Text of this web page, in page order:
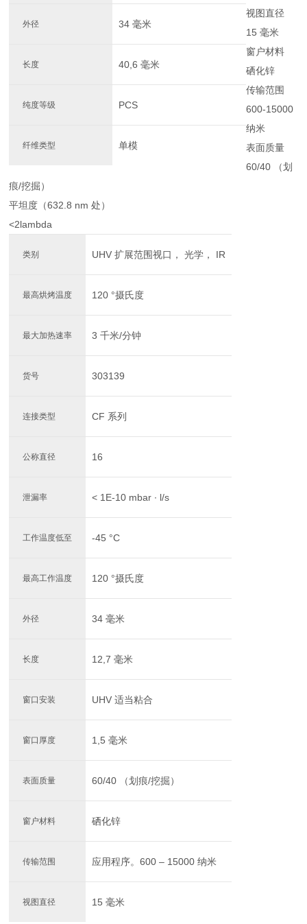
外径 34 毫米
长度 40,6 毫米
纯度等级 PCS
纤维类型 单模
视图直径
15 毫米
窗户材料
硒化锌
传输范围
600-15000
纳米
表面质量
60/40 （划
痕/挖掘）
平坦度（632.8 nm 处）
<2lambda
类别 UHV 扩展范围视口， 光学， IR
最高烘烤温度 120 °摄氏度
最大加热速率 3 千米/分钟
货号 303139
连接类型 CF 系列
公称直径 16
泄漏率 < 1E-10 mbar ∙ l/s
工作温度低至 -45 °C
最高工作温度 120 °摄氏度
外径 34 毫米
长度 12,7 毫米
窗口安装 UHV 适当粘合
窗口厚度 1,5 毫米
表面质量 60/40 （划痕/挖掘）
窗户材料 硒化锌
传输范围 应用程序。600 – 15000 纳米
视图直径 15 毫米